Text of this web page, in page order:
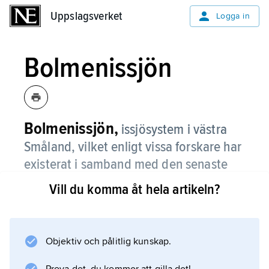
Uppslagsverket Logga in
Bolmenissjön
Bolmenissjön, issjösystem i västra
Småland, vilket enligt vissa forskare har
existerat i samband med den senaste
inlandsisens avsmältning från
Sydsvenska höglandet.
södra Smålands mer eller mindre horisontella
Vill du komma åt hela artikeln?
Objektiv och pålitlig kunskap.